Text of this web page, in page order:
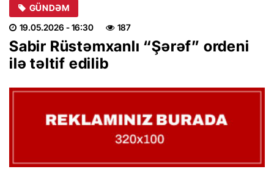
GÜNDƏM
19.05.2026 - 16:30 187
Sabir Rüstəmxanlı “Şərəf” ordeni
ilə təltif edilib